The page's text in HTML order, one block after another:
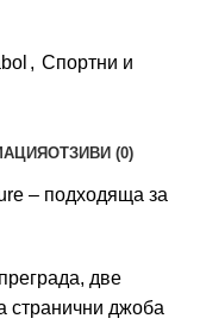
, Спортни и
ОТЗИВИ (0)
– подходяща за
две
странични джоба